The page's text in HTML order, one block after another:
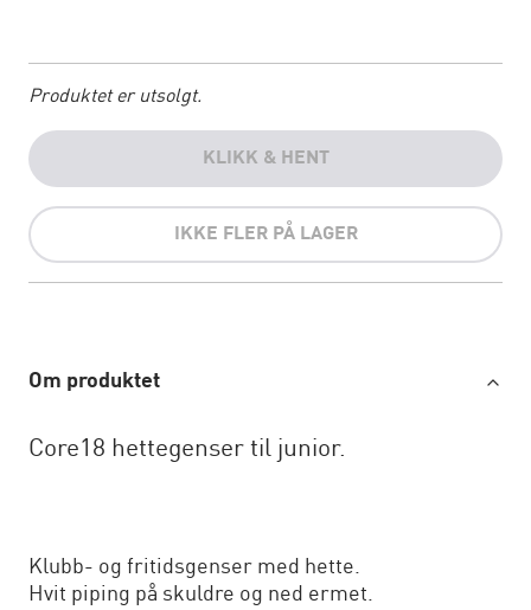
Produktet er utsolgt.
KLIKK & HENT
IKKE FLER PÅ LAGER
Om produktet
Core18 hettegenser til junior.
Klubb- og fritidsgenser med hette.
Hvit piping på skuldre og ned ermet.